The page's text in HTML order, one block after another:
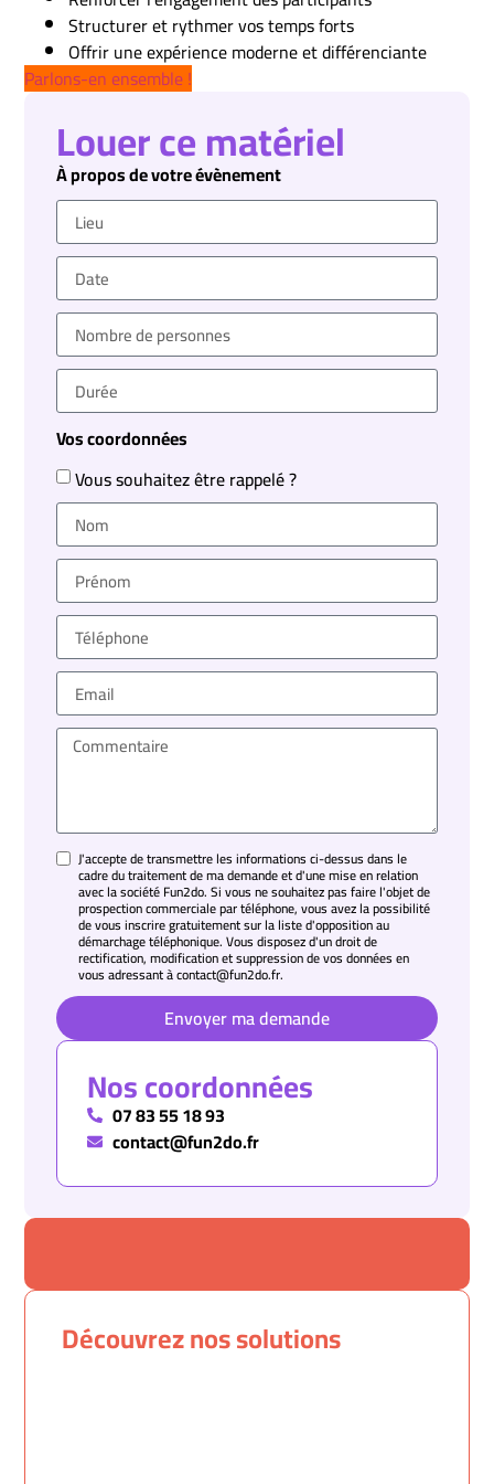
Structurer et rythmer vos temps forts
Offrir une expérience moderne et différenciante
Parlons-en ensemble !
Louer ce matériel
À propos de votre évènement
Vos coordonnées
Vous souhaitez être rappelé ?
J'accepte de transmettre les informations ci-dessus dans le
cadre du traitement de ma demande et d'une mise en relation
avec la société Fun2do. Si vous ne souhaitez pas faire l'objet de
prospection commerciale par téléphone, vous avez la possibilité
de vous inscrire gratuitement sur la liste d'opposition au
démarchage téléphonique. Vous disposez d'un droit de
rectification, modification et suppression de vos données en
vous adressant à contact@fun2do.fr.
Envoyer ma demande
Nos coordonnées
07 83 55 18 93
contact@fun2do.fr
Découvrez nos solutions